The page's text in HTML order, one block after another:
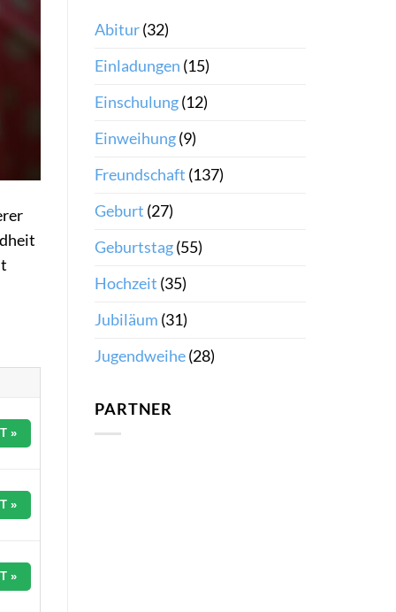
»
»
»
Abitur(32)
Einladungen (15)
Einschulung(12)
Einweihung(9)
Freundschaft (137)
Geburt (27)
Geburtstag(55)
Hochzeit (35)
Jubiläum (31)
Jugendweihe(28)
PARTNER